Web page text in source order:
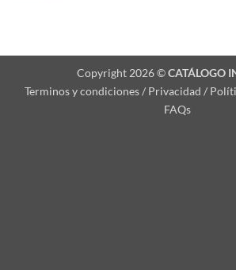
Copyright 2026 ©CATÁLOGO
Terminos y condiciones / Privacidad /
FAQs